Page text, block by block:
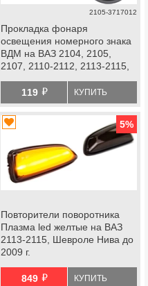
2105-3717012
Прокладка фонаря
освещения номерного знака
ВДМ на ВАЗ 2104, 2105,
2107, 2110-2112, 2113-2115,
Шевроле Нива
119 й КУПИТЬ
5%
Повторители поворотника
Плазма led желтые на ВАЗ
2113-2115, Шевроле Нива до
2009 г.
849 й КУПИТЬ